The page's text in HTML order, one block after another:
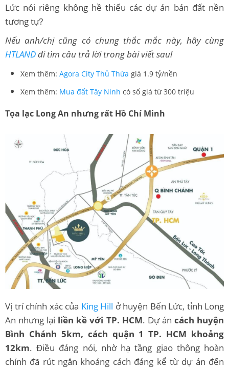
Lức nói riêng không hề thiếu các dự án bán đất nền
tương tự?
Nếu anh/chị cũng có chung thắc mắc này, hãy cùng
HTLANDđi tìm câu trả lời trong bài viết sau!
Xem thêm: Agora City Thủ Thừa giá 1.9 tỷ/nền
Xem thêm: Mua đất Tây Ninh có sổ giá từ 300 triệu
Tọa lạc Long An nhưng rất Hồ Chí Minh
Vị trí chính xác của King Hill ở huyện Bến Lức, tỉnh Long
An nhưng lại liền kề với TP. HCM. Dự án cách huyện
Bình Chánh 5km, cách quận 1 TP. HCM khoảng
12km. Điều đáng nói, nhờ hạ tầng giao thông hoàn
chỉnh đã rút ngắn khoảng cách đáng kể từ dự án đến